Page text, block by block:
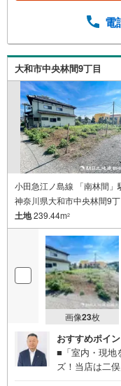
らお客様へ経
てご紹介可能
場もございま
電
大和市中央林間9丁目
小田急江ノ島線 「南林間」
神奈川県大和市中央林間9丁
土地239.44m2
画像23枚
おすすめポイ
■「室内・現地
ズ！当店は二